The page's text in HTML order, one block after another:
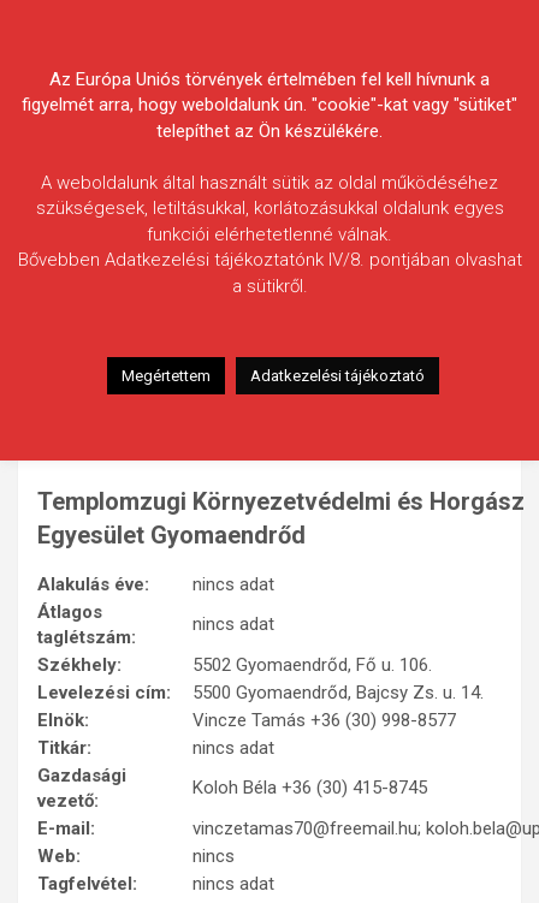
Egyesületek Szövetsége
HÍREK
Templomzugi Környezetvédelmi
Gyomaendrőd
Templomzugi Környezetvédelmi és Horgász
Egyesület Gyomaendrőd
Alakulás éve:
nincs adat
Átlagos
taglétszám:
nincs adat
Székhely:
5502 Gyomaendrőd, Fő u. 106.
Levelezési cím:
5500 Gyomaendrőd, Bajcsy Zs. u. 14.
Elnök:
Vincze Tamás +36 (30) 998-8577
Titkár:
nincs adat
Gazdasági
vezető:
Koloh Béla +36 (30) 415-8745
E-mail:
vinczetamas70@freemail.hu;
Web:
nincs
Tagfelvétel:
nincs adat
Az Európa Uniós törvények értelmében fel kell hívnunk a
figyelmét arra, hogy weboldalunk ún. "cookie"-kat vagy "sütiket"
telepíthet az Ön készülékére.
A weboldalunk által használt sütik az oldal működéséhez
szükségesek, letiltásukkal, korlátozásukkal oldalunk egyes
funkciói elérhetetlenné válnak.
Bővebben Adatkezelési tájékoztatónk IV/8. pontjában olvashat
a sütikről.
Megértettem Adatkezelési tájékoztató